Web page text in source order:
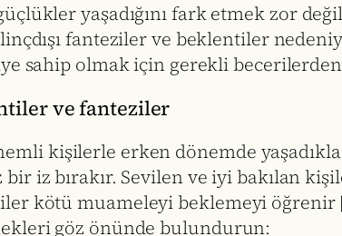
yaşadığını fark etmek zor
fanteziler ve beklentiler
sahip olmak için gerekli
ve fanteziler
kişilerle erken dönemde
iz bırakır. Sevilen ve iyi bakılan
kötü muameleyi beklemeyi
göz önünde bulundurun: